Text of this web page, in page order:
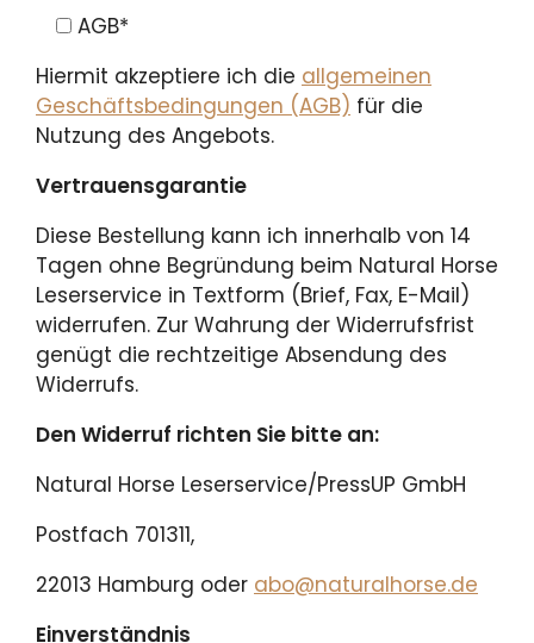
AGB*
Hiermit akzeptiere ich die allgemeinen
Geschäftsbedingungen (AGB) für die
Nutzung des Angebots.
Vertrauensgarantie
Diese Bestellung kann ich innerhalb von 14
Tagen ohne Begründung beim Natural Horse
Leserservice in Textform (Brief, Fax, E-Mail)
widerrufen. Zur Wahrung der Widerrufsfrist
genügt die rechtzeitige Absendung des
Widerrufs.
Den Widerruf richten Sie bitte an:
Natural Horse Leserservice/PressUP GmbH
Postfach 701311,
22013 Hamburg oder abo@naturalhorse.de
Einverständnis